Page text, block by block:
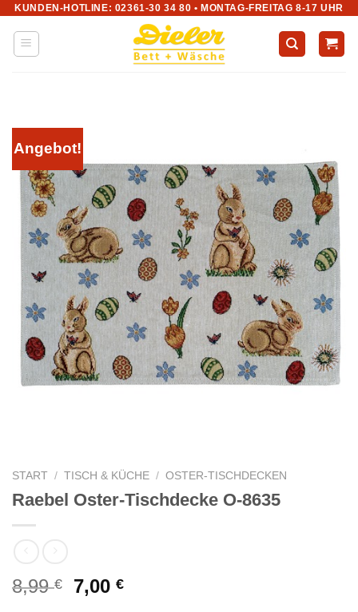
Zum
Inhalt
springen
KUNDEN-HOTLINE: 02361-30 34 80 • MONTAG-FREITAG 8-17 UHR
Angebot!
START / TISCH & KÜCHE / OSTER-TISCHDECKEN
Raebel Oster-Tischdecke O-8635
8,99€
Ursprünglicher
7,00€Aktueller